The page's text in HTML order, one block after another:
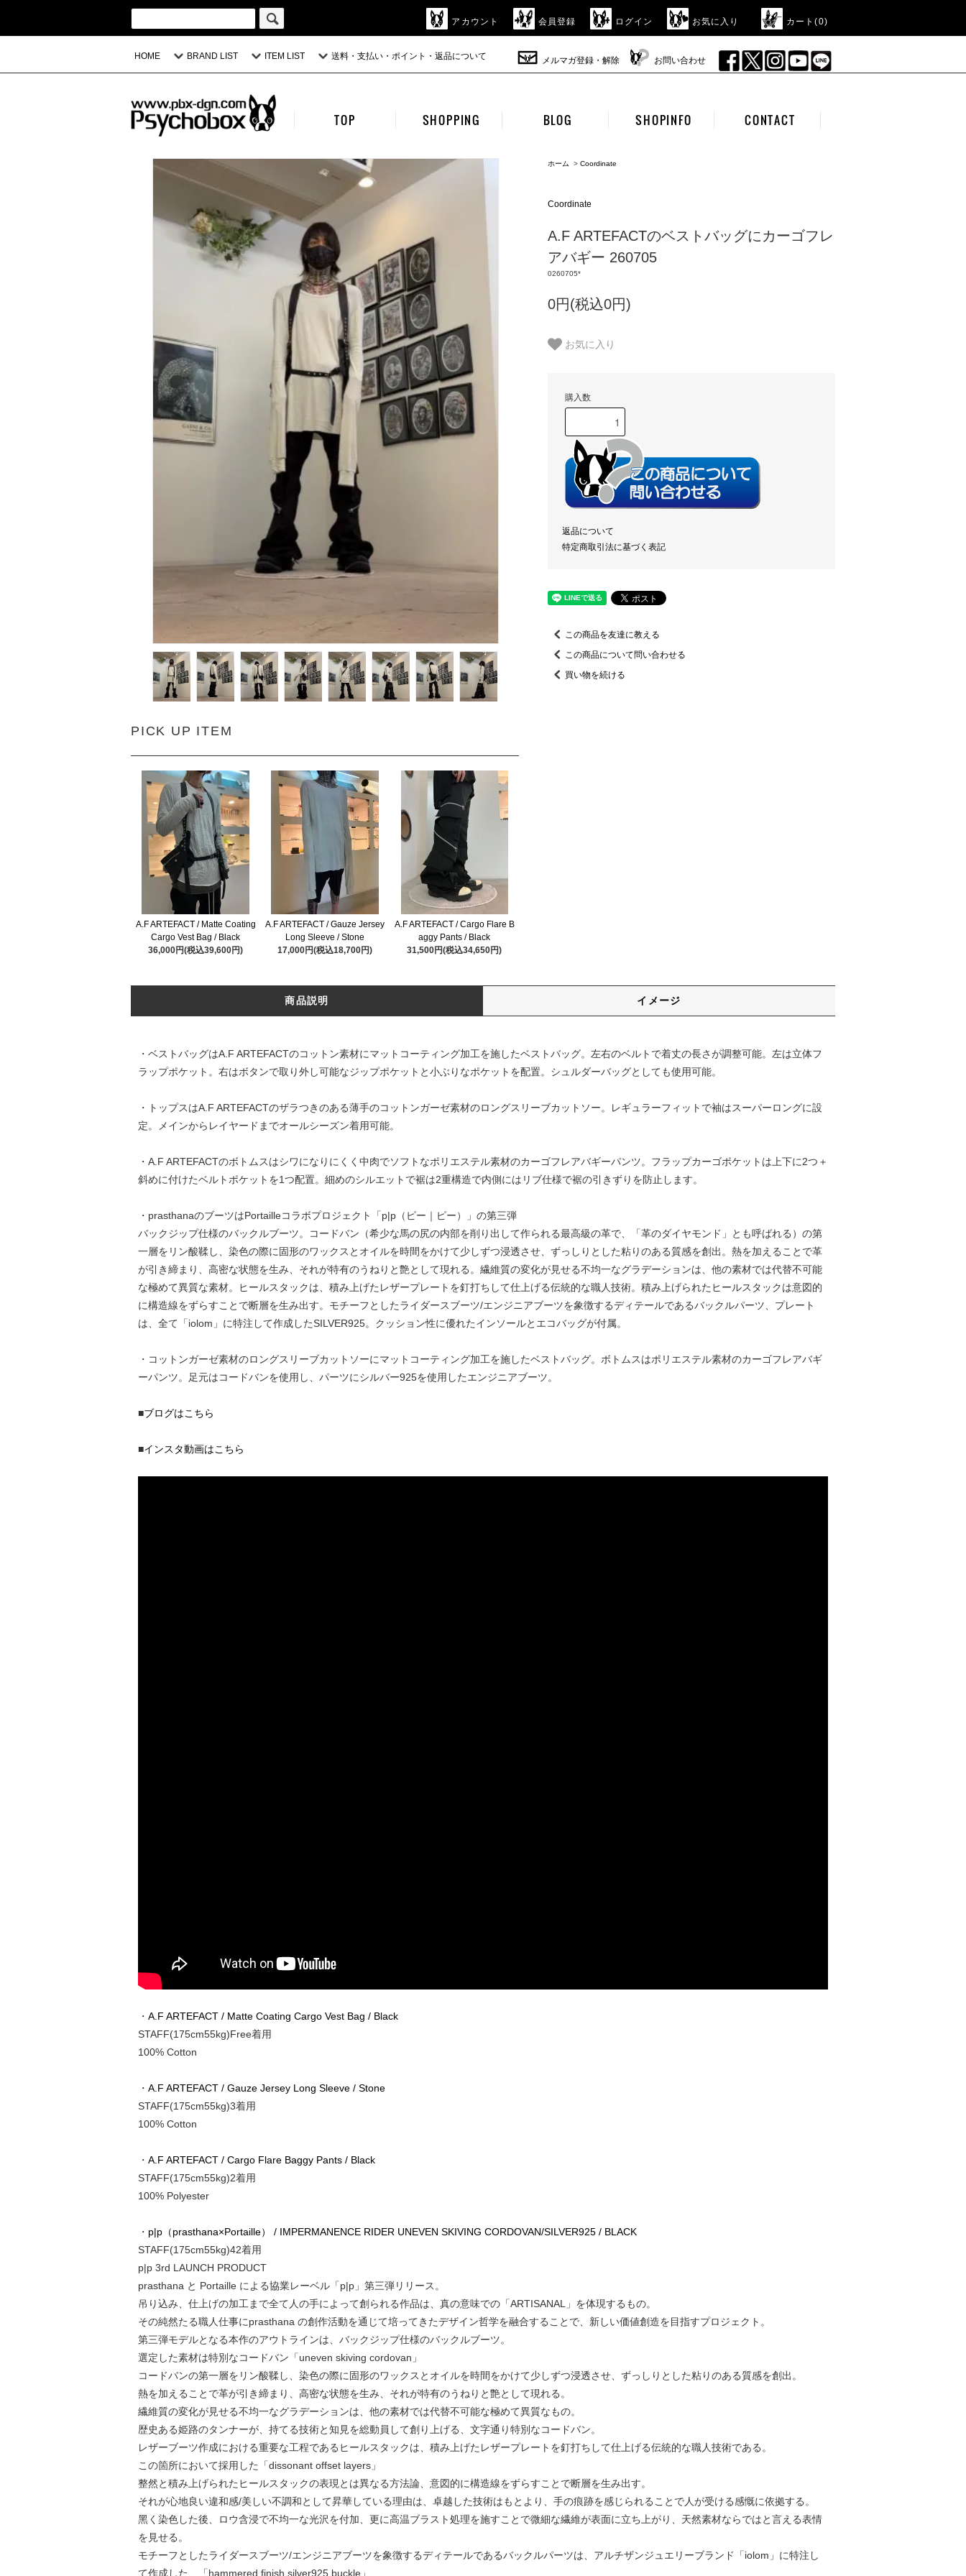
アカウント 会員登録 ログイン お気に入り カート(0)
HOME BRAND LIST ITEM LIST 送料・支払い・ポイント・返品について メルマガ登録・解除 お問い合わせ
TOP SHOPPING BLOG SHOPINFO CONTACT
PICK UP ITEM
A.F ARTEFACT / Matte Coating
Cargo Vest Bag / Black
36,000円(税込39,600円)
A.F ARTEFACT / Gauze Jersey
Long Sleeve / Stone
17,000円(税込18,700円)
A.F ARTEFACT / Cargo Flare B
aggy Pants / Black
31,500円(税込34,650円)
ホーム > Coordinate
Coordinate
A.F ARTEFACTのベストバッグにカーゴフレ
アバギー 260705
0260705*
0円(税込0円)
お気に入り
購入数
返品について
特定商取引法に基づく表記
この商品を友達に教える
この商品について問い合わせる
買い物を続ける
商品説明 イメージ
・ベストバッグはA.F ARTEFACTのコットン素材にマットコーティング加工を施したベストバッグ。左右のベルトで着丈の長さが調整可能。左は立体フ
ラップポケット。右はボタンで取り外し可能なジップポケットと小ぶりなポケットを配置。シュルダーバッグとしても使用可能。
・トップスはA.F ARTEFACTのザラつきのある薄手のコットンガーゼ素材のロングスリーブカットソー。レギュラーフィットで袖はスーパーロングに設
定。メインからレイヤードまでオールシーズン着用可能。
・A.F ARTEFACTのボトムスはシワになりにくく中肉でソフトなポリエステル素材のカーゴフレアバギーパンツ。フラップカーゴポケットは上下に2つ＋
斜めに付けたベルトポケットを1つ配置。細めのシルエットで裾は2重構造で内側にはリブ仕様で裾の引きずりを防止します。
・prasthanaのブーツはPortailleコラボプロジェクト「p|p（ピー｜ピー）」の第三弾
バックジップ仕様のバックルブーツ。コードバン（希少な馬の尻の内部を削り出して作られる最高級の革で、「革のダイヤモンド」とも呼ばれる）の第
⼀層をリン酸鞣し、染⾊の際に固形のワックスとオイルを時間をかけて少しずつ浸透させ、ずっしりとした粘りのある質感を創出。熱を加えることで⾰
が引き締まり、⾼密な状態を⽣み、それが特有のうねりと艶として現れる。繊維質の変化が⾒せる不均⼀なグラデーションは、他の素材では代替不可能
な極めて異質な素材。ヒールスタックは、積み上げたレザープレートを釘打ちして仕上げる伝統的な職⼈技術。積み上げられたヒールスタックは意図的
に構造線をずらすことで断層を⽣み出す。モチーフとしたライダースブーツ/エンジニアブーツを象徴するディテールであるバックルパーツ、プレート
は、全て「iolom」に特注して作成したSILVER925。クッション性に優れたインソールとエコバッグが付属。
・コットンガーゼ素材のロングスリーブカットソーにマットコーティング加工を施したベストバッグ。ボトムスはポリエステル素材のカーゴフレアバギ
ーパンツ。足元はコードバンを使用し、パーツにシルバー925を使用したエンジニアブーツ。
■ブログはこちら
■インスタ動画はこちら
・ A.F ARTEFACT / Matte Coating Cargo Vest Bag / Black
STAFF(175cm55kg)Free着用
100% Cotton
・ A.F ARTEFACT / Gauze Jersey Long Sleeve / Stone
STAFF(175cm55kg)3着用
100% Cotton
・ A.F ARTEFACT / Cargo Flare Baggy Pants / Black
STAFF(175cm55kg)2着用
100% Polyester
・ p|p（prasthana×Portaille） / IMPERMANENCE RIDER UNEVEN SKIVING CORDOVAN/SILVER925 / BLACK
STAFF(175cm55kg)42着用
p|p 3rd LAUNCH PRODUCT
prasthana と Portaille による協業レーベル「p|p」第三弾リリース。
吊り込み、仕上げの加⼯まで全て⼈の⼿によって創られる作品は、真の意味での「ARTISANAL」を体現するもの。
その純然たる職⼈仕事にprasthana の創作活動を通じて培ってきたデザイン哲学を融合することで、新しい価値創造を⽬指すプロジェクト。
第三弾モデルとなる本作のアウトラインは、バックジップ仕様のバックルブーツ。
選定した素材は特別なコードバン「uneven skiving cordovan」
コードバンの第⼀層をリン酸鞣し、染⾊の際に固形のワックスとオイルを時間をかけて少しずつ浸透させ、ずっしりとした粘りのある質感を創出。
熱を加えることで⾰が引き締まり、⾼密な状態を⽣み、それが特有のうねりと艶として現れる。
繊維質の変化が⾒せる不均⼀なグラデーションは、他の素材では代替不可能な極めて異質なもの。
歴史ある姫路のタンナーが、持てる技術と知⾒を総動員して創り上げる、⽂字通り特別なコードバン。
レザーブーツ作成における重要な⼯程であるヒールスタックは、積み上げたレザープレートを釘打ちして仕上げる伝統的な職⼈技術である。
この箇所において採⽤した「dissonant offset layers」
整然と積み上げられたヒールスタックの表現とは異なる⽅法論、意図的に構造線をずらすことで断層を⽣み出す。
それが⼼地良い違和感/美しい不調和として昇華している理由は、卓越した技術はもとより、⼿の痕跡を感じられることで⼈が受ける感慨に依拠する。
⿊く染⾊した後、ロウ含浸で不均⼀な光沢を付加、更に⾼温ブラスト処理を施すことで微細な繊維が表⾯に⽴ち上がり、天然素材ならではと⾔える表情
を⾒せる。
モチーフとしたライダースブーツ/エンジニアブーツを象徴するディテールであるバックルパーツは、アルチザンジュエリーブランド「iolom」に特注し
て作成した、「hammered finish silver925 buckle」